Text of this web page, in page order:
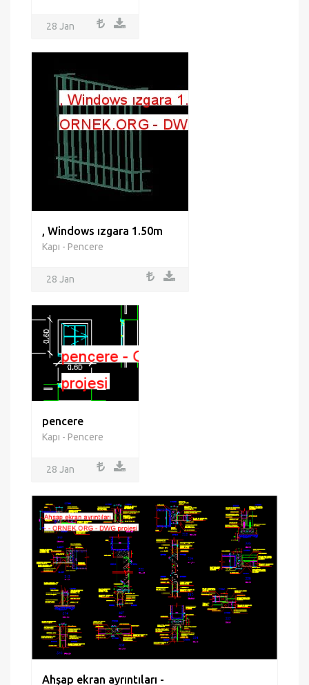
28 Jan
, Windows ızgara 1.50m
Kapı - Pencere
28 Jan
pencere
Kapı - Pencere
28 Jan
Ahşap ekran ayrıntıları -